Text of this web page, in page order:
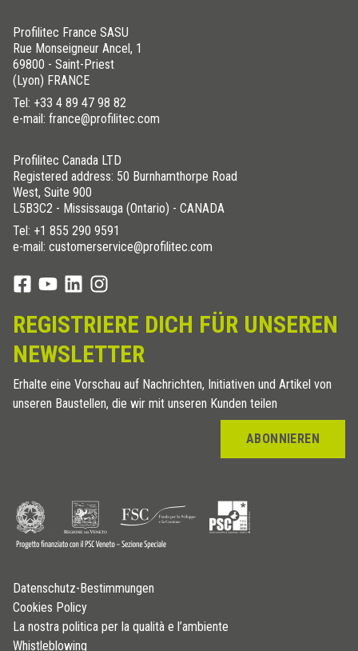
Profilitec France SASU
Rue Monseigneur Ancel, 1
69800 - Saint-Priest
(Lyon) FRANCE
Tel: +33 4 89 47 98 82
e-mail: france@profilitec.com
Profilitec Canada LTD
Registered address: 50 Burnhamthorpe Road
West, Suite 900
L5B3C2 - Mississauga (Ontario) - CANADA
Tel: +1 855 290 9591
e-mail: customerservice@profilitec.com
REGISTRIERE DICH FÜR UNSEREN
NEWSLETTER
Erhalte eine Vorschau auf Nachrichten, Initiativen und Artikel von
unseren Baustellen, die wir mit unseren Kunden teilen
ABONNIEREN
Datenschutz-Bestimmungen
Cookies Policy
La nostra politica per la qualità e l’ambiente
Whistleblowing